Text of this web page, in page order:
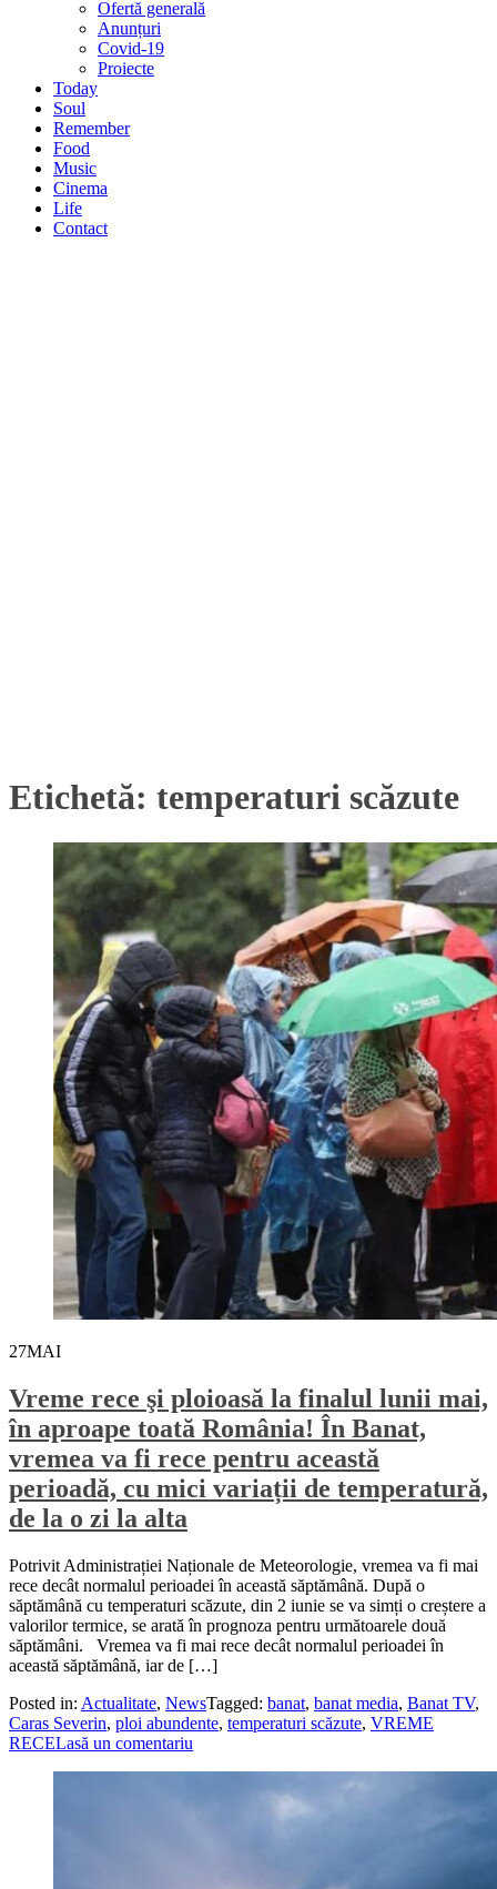
Ofertă generală
Anunțuri
Covid-19
Proiecte
Today
Soul
Remember
Food
Music
Cinema
Life
Contact
Etichetă: temperaturi scăzute
27MAI
Vreme rece şi ploioasă la finalul lunii mai,
în aproape toată România! În Banat,
vremea va fi rece pentru această
perioadă, cu mici variații de temperatură,
de la o zi la alta
Potrivit Administrației Naționale de Meteorologie, vremea va fi mai
rece decât normalul perioadei în această săptămână. După o
săptămână cu temperaturi scăzute, din 2 iunie se va simți o creștere a
valorilor termice, se arată în prognoza pentru următoarele două
săptămâni. Vremea va fi mai rece decât normalul perioadei în
această săptămână, iar de […]
Posted in: Actualitate, NewsTagged: banat, banat media, Banat TV,
Caras Severin, ploi abundente, temperaturi scăzute, VREME
RECELasă un comentariu